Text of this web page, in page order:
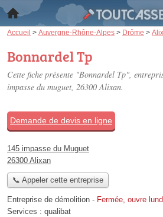
Accueil > Auvergne-Rhône-Alpes > Drôme >
Bonnardel Tp
Cette fiche présente "Bonnardel Tp",
impasse du muguet, 26300 Alixan.
Demande de devis en ligne
145 impasse du Muguet
26300 Alixan
📞 Appeler cette entreprise
Entreprise de démolition - Fermée, ouvre
Services : qualibat